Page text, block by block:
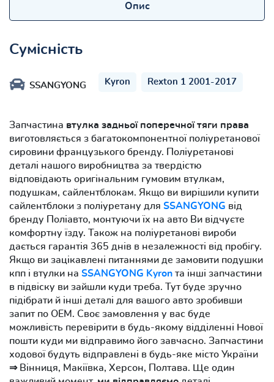
Опис
Сумісність
SSANGYONG Kyron Rexton 1 2001-2017
Запчастина втулка задньої поперечної тяги права
виготовляється з багатокомпонентної поліуретанової
сировини французького бренду. Поліуретанові
деталі нашого виробництва за твердістю
відповідають оригінальним гумовим втулкам,
подушкам, сайлентблокам. Якщо ви вирішили купити
сайлентблоки з поліуретану для SSANGYONG від
бренду Поліавто, монтуючи їх на авто Ви відчуєте
комфортну їзду. Також на поліуретанові вироби
дається гарантія 365 днів в незалежності від пробігу.
Якщо ви зацікавлені питаннями де замовити подушки
кпп і втулки на SSANGYONG Kyron та інші запчастини
в підвіску ви зайшли куди треба. Тут буде зручно
підібрати й інші деталі для вашого авто зробивши
запит по OEM. Своє замовлення у вас буде
можливість перевірити в будь-якому відділенні Нової
пошти куди ми відправимо його завчасно. Запчастини
ходової будуть відправлені в будь-яке місто України
⇒ Вінниця, Макіївка, Херсон, Полтава. Ще один